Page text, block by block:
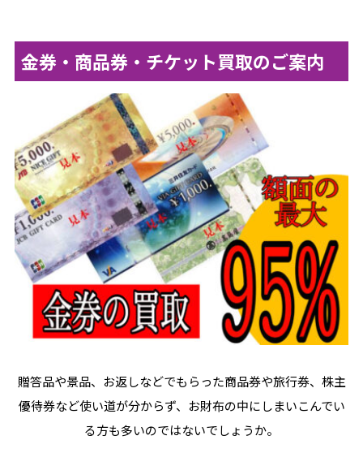
金券・商品券・チケット買取のご案内
贈答品や景品、お返しなどでもらった商品券や旅行券、株主
優待券など使い道が分からず、お財布の中にしまいこんでい
る方も多いのではないでしょうか。